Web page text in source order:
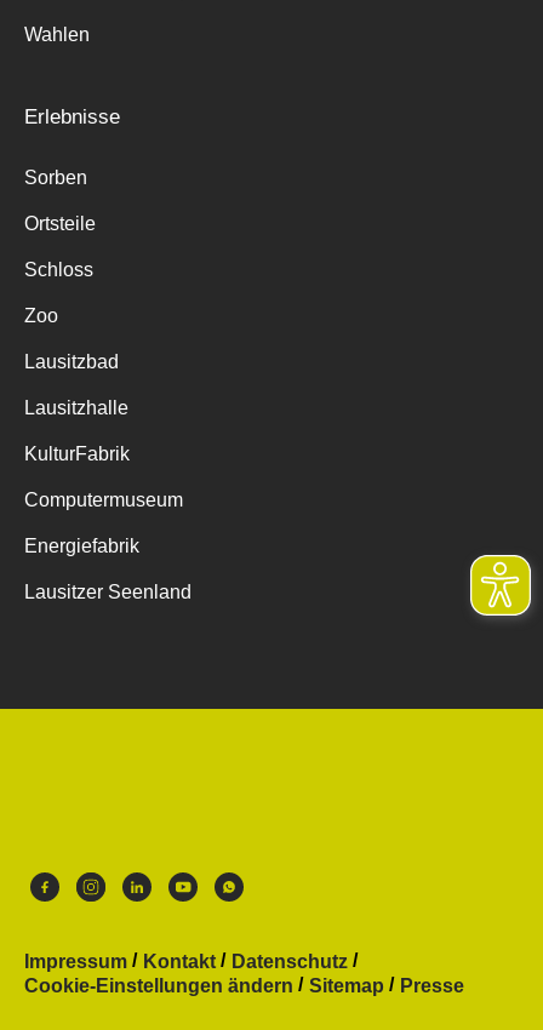
Wahlen
Erlebnisse
Sorben
Ortsteile
Schloss
Zoo
Lausitzbad
Lausitzhalle
KulturFabrik
Computermuseum
Energiefabrik
Lausitzer Seenland
Impressum Kontakt
Datenschutz
Cookie-Einstellungen ändern
Sitemap Presse